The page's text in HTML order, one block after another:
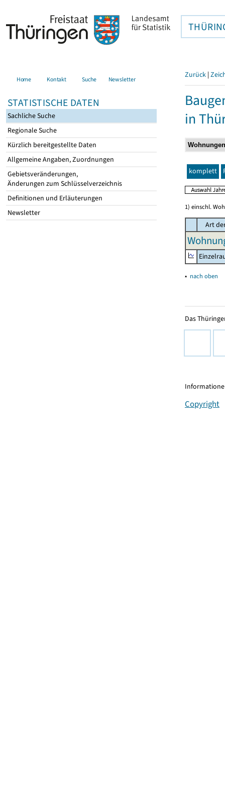
Home Kontakt Suche Newsletter
STATISTISCHE DATEN
Sachliche Suche
Regionale Suche
Kürzlich bereitgestellte Daten
Allgemeine Angaben, Zuordnungen
Gebietsveränderungen,
Änderungen zum Schlüsselverzeichnis
Definitionen und Erläuterungen
Newsletter
Zurück |
in
komplett
1) einschl.
Art
▴ nach oben
Das
Copyright